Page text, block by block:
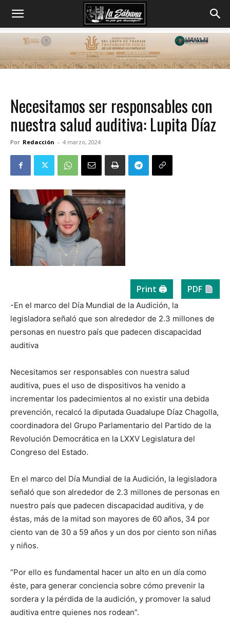
Necesitamos ser responsables con
nuestra salud auditiva: Lupita Díaz
Por Redacción - 4 marzo, 2024
Print 🖨 PDF
-En el marco del Día Mundial de la Audición, la
legisladora señaló que son alrededor de 2.3 millones de
personas en nuestro país que padecen discapacidad
auditiva
Necesitamos ser responsables con nuestra salud
auditiva, pues el uso de dispositivos ha venido a
incrementar los padecimientos al no existir una debida
prevención, recalcó la diputada Guadalupe Díaz Chagolla,
coordinadora del Grupo Parlamentario del Partido de la
Revolución Democrática en la LXXV Legislatura del
Congreso del Estado.
En el marco del Día Mundial de la Audición, la legisladora
señaló que son alrededor de 2.3 millones de personas en
nuestro país que padecen discapacidad auditiva, y de
éstas, más de la mitad son mayores de 60 años, 34 por
ciento van de 30 a 59 años y un dos por ciento son niñas
y niños.
“Por ello es fundamental hacer un alto en un día como
éste, para generar conciencia sobre cómo prevenir la
sordera y la pérdida de la audición, y promover la salud
auditiva entre quienes nos rodean”.